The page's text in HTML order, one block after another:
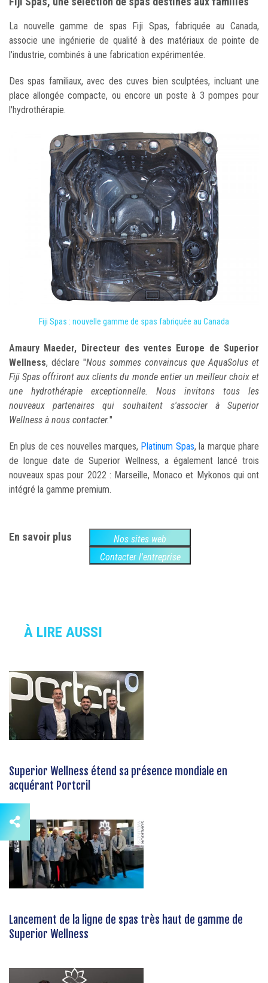
La nouvelle gamme de spas Fiji Spas, fabriquée au Canada,
associe une ingénierie de qualité à des matériaux de pointe de
l'industrie, combinés à une fabrication expérimentée.
Des spas familiaux, avec des cuves bien sculptées, incluant une
place allongée compacte, ou encore un poste à 3 pompes pour
l'hydrothérapie.
Fiji Spas : nouvelle gamme de spas fabriquée au Canada
Amaury Maeder, Directeur des ventes Europe de Superior
Wellness, déclare "Nous sommes convaincus que AquaSolus et
Fiji Spas offriront aux clients du monde entier un meilleur choix et
une hydrothérapie exceptionnelle. Nous invitons tous les
nouveaux partenaires qui souhaitent s'associer à Superior
Wellness à nous contacter."
En plus de ces nouvelles marques, Platinum Spas, la marque phare
de longue date de Superior Wellness, a également lancé trois
nouveaux spas pour 2022 : Marseille, Monaco et Mykonos qui ont
intégré la gamme premium.
En savoir plus
Nos sites web
Contacter l'entreprise
À LIRE AUSSI
Superior Wellness étend sa présence mondiale en
acquérant Portcril
Lancement de la ligne de spas très haut de gamme de
Superior Wellness